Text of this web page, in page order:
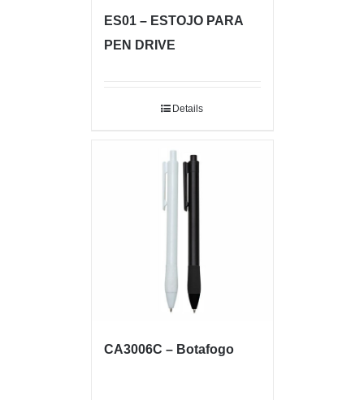
ES01 – ESTOJO PARA
PEN DRIVE
Details
CA3006C – Botafogo